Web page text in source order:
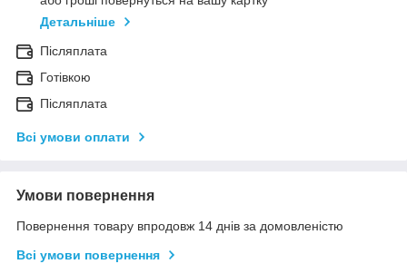
Детальніше
Післяплата
Готівкою
Післяплата
Всі умови оплати
Умови повернення
Повернення товару впродовж 14 днів за домовленістю
Всі умови повернення